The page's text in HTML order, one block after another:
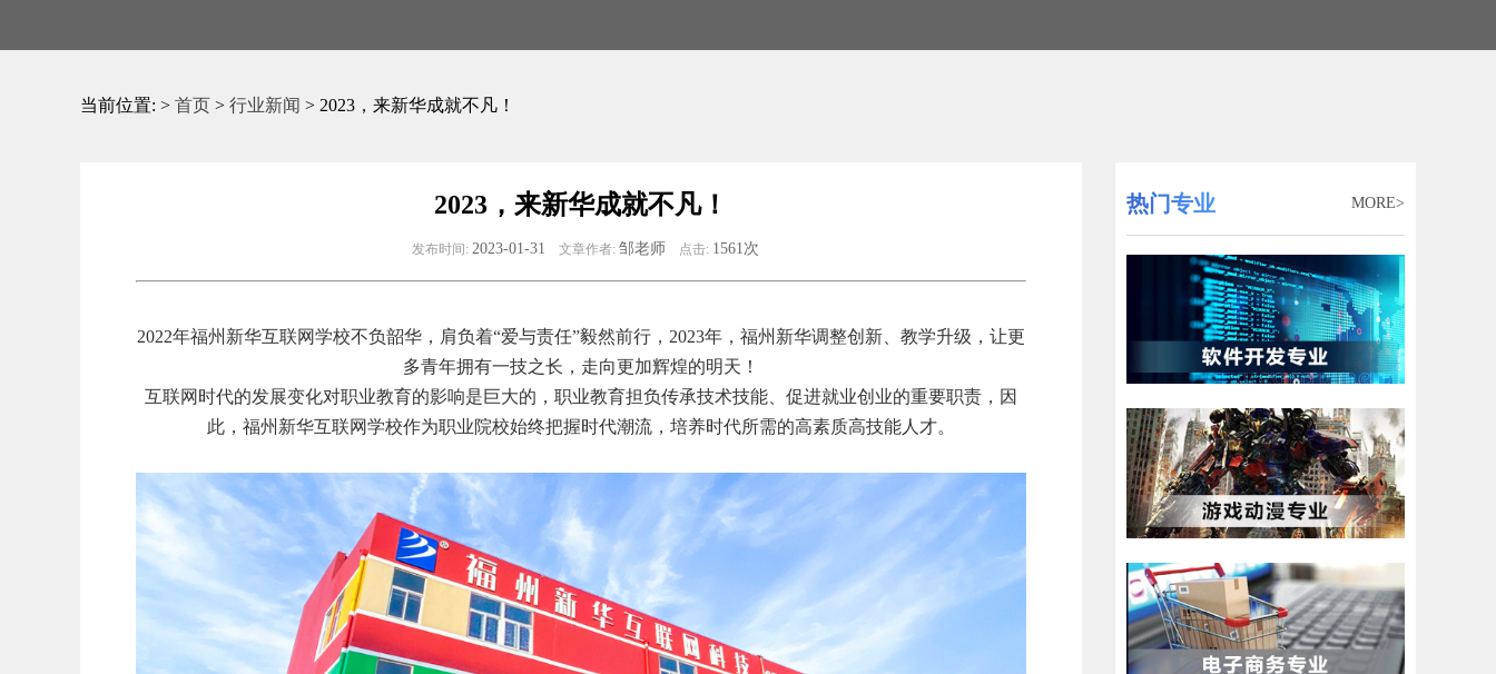
当前位置: > 首页 > 行业新闻 > 2023，来新华成就不凡！
2023，来新华成就不凡！
发布时间: 2023-01-31 文章作者: 邹老师 点击: 1561次
2022年福州新华互联网学校不负韶华，肩负着“爱与责任”毅然前行，2023年，福州新华调整创新、教学升级，让更
多青年拥有一技之长，走向更加辉煌的明天！
互联网时代的发展变化对职业教育的影响是巨大的，职业教育担负传承技术技能、促进就业创业的重要职责，因
此，福州新华互联网学校作为职业院校始终把握时代潮流，培养时代所需的高素质高技能人才。
热门专业 MORE>